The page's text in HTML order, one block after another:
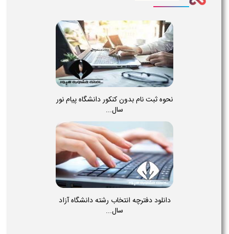
نحوه ثبت نام بدون کنکور دانشگاه پیام نور
سال...
دانلود دفترچه انتخاب رشته دانشگاه آزاد
سال...